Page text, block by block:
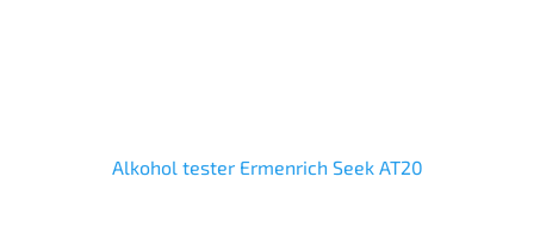
Alkohol tester Ermenrich Seek AT20